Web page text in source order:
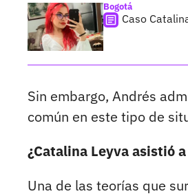
Bogotá
Caso
Sin embargo, Andrés
común en este tipo de
¿Catalina Leyva asistió
Una de las teorías que